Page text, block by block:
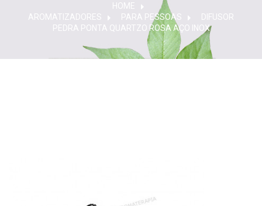
HOME
AROMATIZADORES
> PARA PESSOAS >
DIFUSOR
PEDRA PONTA QUARTZO ROSA AÇO INOX